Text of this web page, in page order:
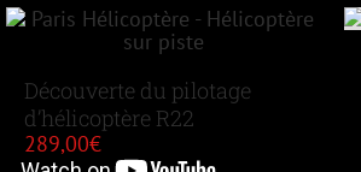
Découverte du pilotage
d’hélicoptère R22
289,00€